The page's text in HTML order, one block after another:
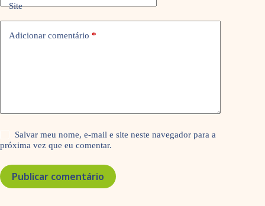
Site
Adicionar comentário *
Salvar meu nome, e-mail e site neste navegador para a
próxima vez que eu comentar.
Publicar comentário